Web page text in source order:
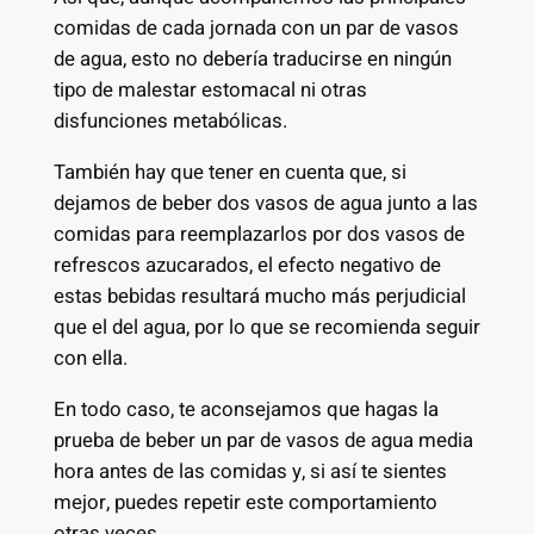
comidas de cada jornada con un par de vasos
de agua, esto no debería traducirse en ningún
tipo de malestar estomacal ni otras
disfunciones metabólicas.
También hay que tener en cuenta que, si
dejamos de beber dos vasos de agua junto a las
comidas para reemplazarlos por dos vasos de
refrescos azucarados, el efecto negativo de
estas bebidas resultará mucho más perjudicial
que el del agua, por lo que se recomienda seguir
con ella.
En todo caso, te aconsejamos que hagas la
prueba de beber un par de vasos de agua media
hora antes de las comidas y, si así te sientes
mejor, puedes repetir este comportamiento